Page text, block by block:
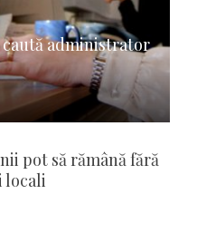
caută administrator
pot să rămână fără
locali